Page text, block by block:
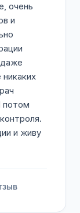
очень
и
потом
и живу